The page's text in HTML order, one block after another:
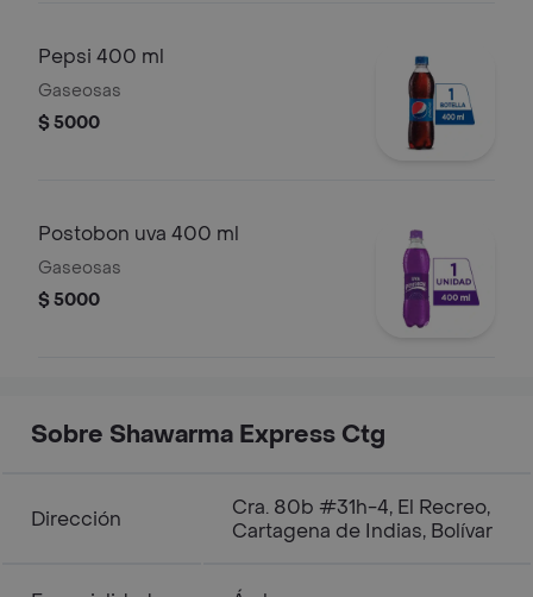
Pepsi 400 ml
Gaseosas
$ 5000
Postobon uva 400 ml
Gaseosas
$ 5000
Sobre Shawarma Express Ctg
Dirección
Cra. 80b #31h-4, El Recreo,
Cartagena de Indias, Bolívar